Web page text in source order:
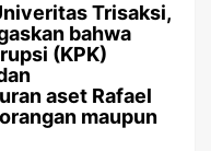
Trisaksi,
bahwa
(KPK)
aset Rafael
maupun